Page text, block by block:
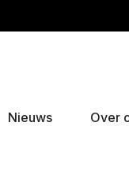
Nieuws Over